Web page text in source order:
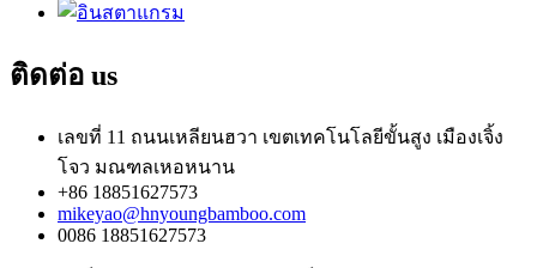
ติดต่อ us
เลขที่ 11 ถนนเหลียนฮวา เขตเทคโนโลยีขั้นสูง เมืองเจิ้ง
โจว มณฑลเหอหนาน
+86 18851627573
mikeyao@hnyoungbamboo.com
0086 18851627573